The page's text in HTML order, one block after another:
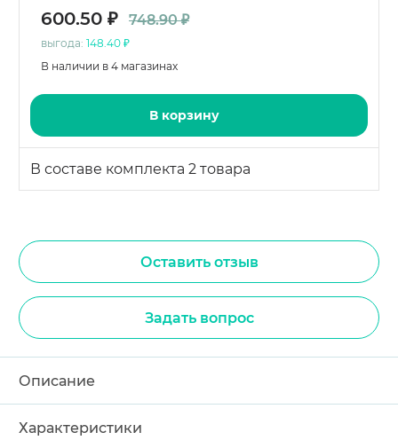
В составе комплекта 2 товара
600.50 ₽ 748.90 ₽
выгода: 148.40 ₽
В наличии в 4 магазинах
В корзину
Оставить отзыв
Задать вопрос
Описание
Характеристики